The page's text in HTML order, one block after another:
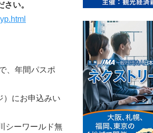
い。
、年間パスポ
）にお申込みい
シーワールド無